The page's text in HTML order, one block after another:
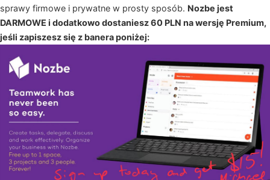
sprawy firmowe i prywatne w prosty sposób. Nozbe jest
DARMOWE i dodatkowo dostaniesz 60 PLN na wersję Premium,
jeśli zapiszesz się z banera poniżej: